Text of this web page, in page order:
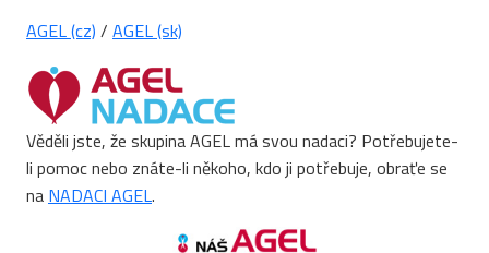
AGEL (cz) / AGEL (sk)
Věděli jste, že skupina AGEL má svou nadaci? Potřebujete-
li pomoc nebo znáte-li někoho, kdo ji potřebuje, obraťe se
na NADACI AGEL.